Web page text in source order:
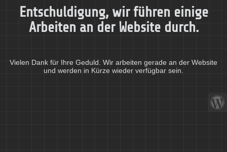
Entschuldigung, wir führen einige
Arbeiten an der Website durch.
Vielen Dank für Ihre Geduld. Wir arbeiten gerade an der Website
und werden in Kürze wieder verfügbar sein.